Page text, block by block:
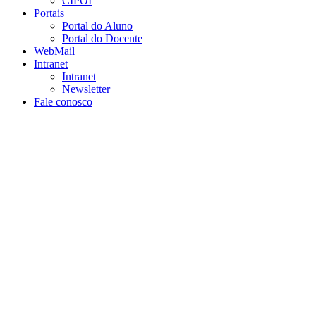
Portais
Portal do Aluno
Portal do Docente
WebMail
Intranet
Intranet
Newsletter
Fale conosco